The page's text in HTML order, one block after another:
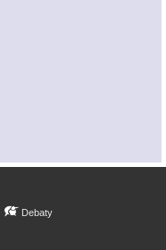
Debaty